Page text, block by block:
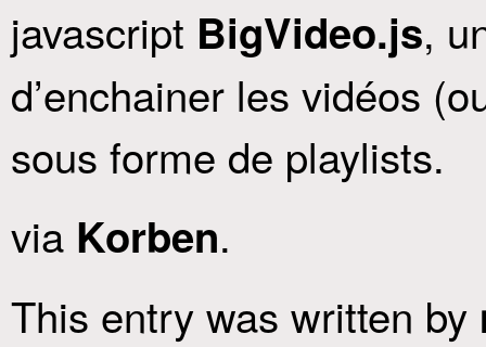
javascript BigVideo.js,
d’enchainer les vidéos
sous forme de playlists.
via Korben.
This entry was written by